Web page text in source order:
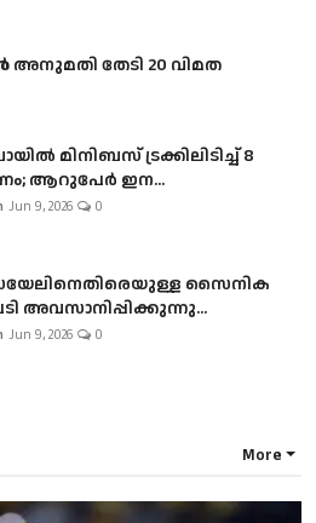
തേടി 20 വിമത
മിനിബസ്​ ട്രക്കിലിടിച്ച് 8
ആറുപേർ ഇന...
Jun 9, 2026 0
സൈനിക
അവസാനിപ്പിക്കുന്നു...
Jun 9, 2026 0
More